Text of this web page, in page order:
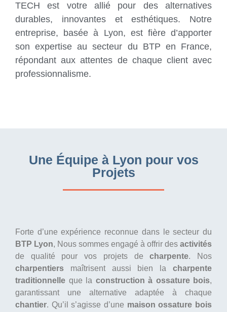
TECH est votre allié pour des alternatives
durables, innovantes et esthétiques. Notre
entreprise, basée à Lyon, est fière d’apporter
son expertise au secteur du BTP en France,
répondant aux attentes de chaque client avec
professionnalisme.
Une Équipe à Lyon pour vos
Projets
Forte d’une expérience reconnue dans le secteur du
BTP Lyon, Nous sommes engagé à offrir des activités
de qualité pour vos projets decharpente. Nos
charpentiers maîtrisent aussi bien la charpente
traditionnelle que la construction à ossature bois,
garantissant une alternative adaptée à chaque
chantier. Qu’il s’agisse d’une maison ossature bois